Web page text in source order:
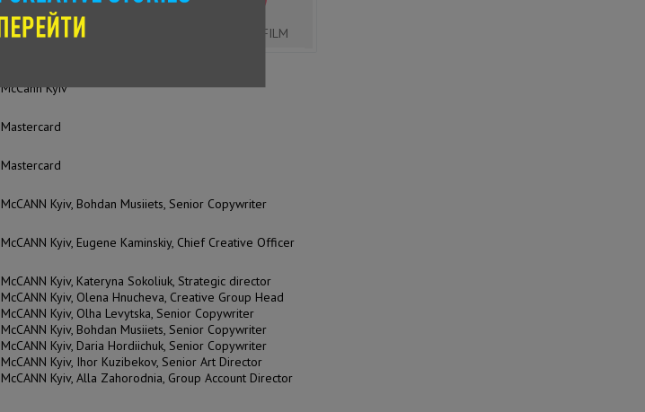
PRIMARY FILM
McCann Kyiv
Mastercard
Mastercard
McCANN Kyiv, Bohdan Musiiets, Senior Copywriter
McCANN Kyiv, Eugene Kaminskiy, Chief Creative Officer
McCANN Kyiv, Kateryna Sokoliuk, Strategic director
McCANN Kyiv, Olena Hnucheva, Creative Group Head
McCANN Kyiv, Olha Levytska, Senior Copywriter
McCANN Kyiv, Bohdan Musiiets, Senior Copywriter
McCANN Kyiv, Daria Hordiichuk, Senior Copywriter
McCANN Kyiv, Ihor Kuzibekov, Senior Art Director
McCANN Kyiv, Alla Zahorodnia, Group Account Director